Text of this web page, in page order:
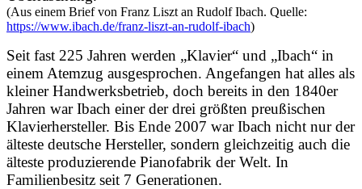
(Aus einem Brief von Franz Liszt an Rudolf Ibach. Quelle:
https://www.ibach.de/franz-liszt-an-rudolf-ibach)
Seit fast 225 Jahren werden „Klavier“ und „Ibach“ in
einem Atemzug ausgesprochen. Angefangen hat alles als
kleiner Handwerksbetrieb, doch bereits in den 1840er
Jahren war Ibach einer der drei größten preußischen
Klavierhersteller. Bis Ende 2007 war Ibach nicht nur der
älteste deutsche Hersteller, sondern gleichzeitig auch die
älteste produzierende Pianofabrik der Welt. In
Familienbesitz seit 7 Generationen.